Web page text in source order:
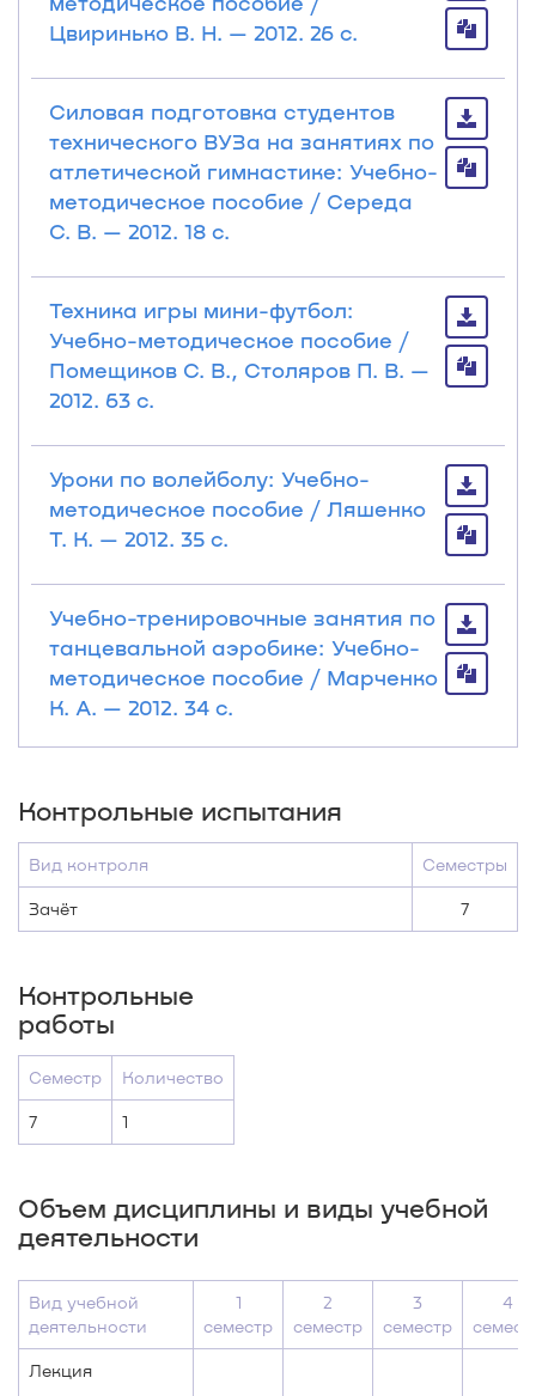
Цвиринько В. Н. — 2012. 26 с.
Силовая подготовка студентов
технического ВУЗа на занятиях по
атлетической гимнастике: Учебно-
методическое пособие / Середа
С. В. — 2012. 18 с.
Техника игры мини-футбол:
Учебно-методическое пособие /
Помещиков С. В., Столяров П. В. —
2012. 63 с.
Уроки по волейболу: Учебно-
методическое пособие / Ляшенко
Т. К. — 2012. 35 с.
Учебно-тренировочные занятия по
танцевальной аэробике: Учебно-
методическое пособие / Марченко
К. А. — 2012. 34 с.
Контрольные испытания
Вид контроля Семестры
Зачёт 7
Контрольные
работы
Семестр Количество
7 1
Объем дисциплины и виды учебной
деятельности
Вид учебной
деятельности
1
семестр
2
семестр
3
семестр
4
Лекция